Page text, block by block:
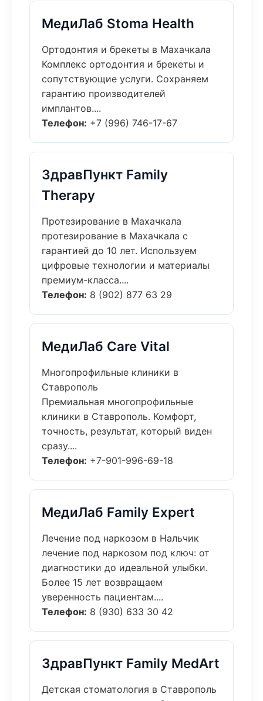
МедиЛаб Stoma Health
Ортодонтия и брекеты в Махачкала
Комплекс ортодонтия и брекеты и
сопутствующие услуги. Сохраняем
гарантию производителей
имплантов....
Телефон: +7 (996) 746-17-67
ЗдравПункт Family
Therapy
Протезирование в Махачкала
протезирование в Махачкала с
гарантией до 10 лет. Используем
цифровые технологии и материалы
премиум-класса....
Телефон: 8 (902) 877 63 29
МедиЛаб Care Vital
Многопрофильные клиники в
Ставрополь
Премиальная многопрофильные
клиники в Ставрополь. Комфорт,
точность, результат, который виден
сразу....
Телефон: +7-901-996-69-18
МедиЛаб Family Expert
Лечение под наркозом в Нальчик
лечение под наркозом под ключ: от
диагностики до идеальной улыбки.
Более 15 лет возвращаем
уверенность пациентам....
Телефон: 8 (930) 633 30 42
ЗдравПункт Family MedArt
Детская стоматология в Ставрополь